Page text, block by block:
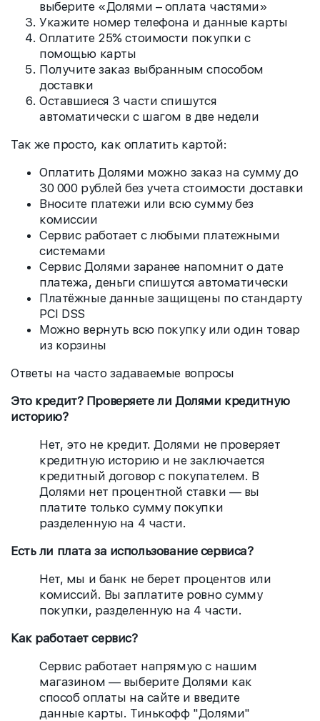
выберите «Долями – оплата частями»
Укажите номер телефона и данные карты
Оплатите 25% стоимости покупки с
помощью карты
Получите заказ выбранным способом
доставки
Оставшиеся 3 части спишутся
автоматически с шагом в две недели
Так же просто, как оплатить картой:
Оплатить Долями можно заказ на сумму до
30 000 рублей без учета стоимости доставки
Вносите платежи или всю сумму без
комиссии
Сервис работает с любыми платежными
системами
Сервис Долями заранее напомнит о дате
платежа, деньги спишутся автоматически
Платёжные данные защищены по стандарту
PCI DSS
Можно вернуть всю покупку или один товар
из корзины
Ответы на часто задаваемые вопросы
Это кредит? Проверяете ли Долями кредитную
историю?
Нет, это не кредит. Долями не проверяет
кредитную историю и не заключается
кредитный договор с покупателем. В
Долями нет процентной ставки — вы
платите только сумму покупки
разделенную на 4 части.
Есть ли плата за использование сервиса?
Нет, мы и банк не берет процентов или
комиссий. Вы заплатите ровно сумму
покупки, разделенную на 4 части.
Как работает сервис?
Сервис работает напрямую с нашим
магазином — выберите Долями как
способ оплаты на сайте и введите
данные карты. Тинькофф "Долями"